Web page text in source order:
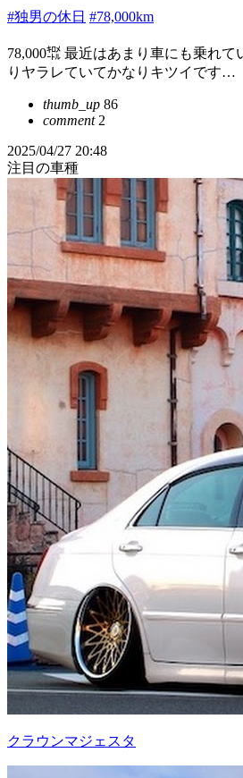
#独男の休日 #78,000km
78,000㌖ 最近はあまり車にも乗れ
りヤラレていてかなりキツイです…
thumb_up 86
comment2
2025/04/27 20:48
注目の車種
クラウンマジェスタ